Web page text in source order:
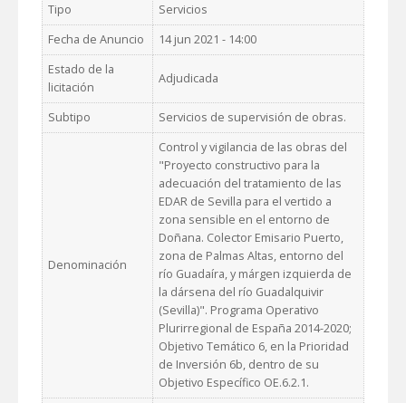
Tipo
Servicios
Fecha de Anuncio
14 jun 2021 - 14:00
Estado de la
licitación
Adjudicada
Subtipo Servicios de supervisión de obras.
Denominación
Control y vigilancia de las obras del
"Proyecto constructivo para la
adecuación del tratamiento de las
EDAR de Sevilla para el vertido a
zona sensible en el entorno de
Doñana. Colector Emisario Puerto,
zona de Palmas Altas, entorno del
río Guadaíra, y márgen izquierda de
la dársena del río Guadalquivir
(Sevilla)". Programa Operativo
Plurirregional de España 2014-2020;
Objetivo Temático 6, en la Prioridad
de Inversión 6b, dentro de su
Objetivo Específico OE.6.2.1.